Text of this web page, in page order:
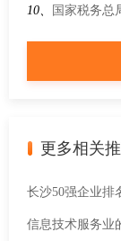
10、 国家税务总
务总局关于“十
更多相关
长沙50强企业排
信息技术服务业